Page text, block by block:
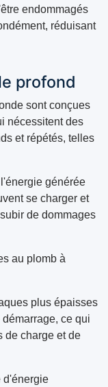
endommagés
réduisant
profond
sont conçues
nécessitent des
et répétés, telles
générée
se charger et
de dommages
au plomb à
plus épaisses
ce qui
de charge et de
d'énergie